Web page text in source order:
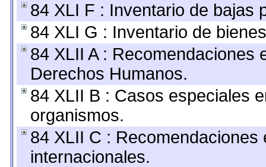
84 XLI F : Inventario de bajas
84 XLI G : Inventario de
84 XLII A : Recomendaciones
Derechos Humanos.
84 XLII B : Casos especiales
organismos.
84 XLII C :
internacionales.